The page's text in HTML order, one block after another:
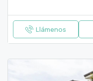
Llámenos